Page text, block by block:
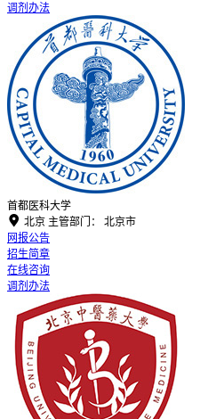
调剂办法
首都医科大学
 北京 主管部门：
北京市
网报公告
招生简章
在线咨询
调剂办法